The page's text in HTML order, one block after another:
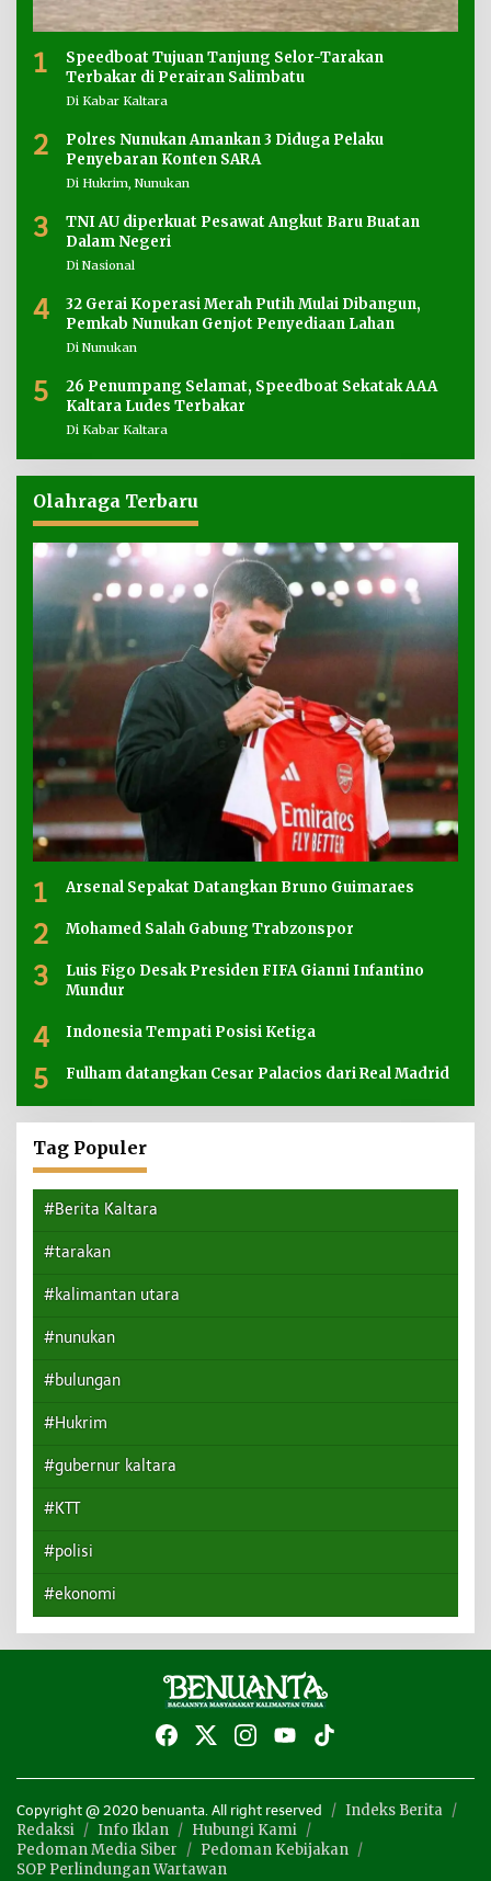
1
Speedboat Tujuan Tanjung Selor-Tarakan
Terbakar di Perairan Salimbatu
Di Kabar Kaltara
2
Polres Nunukan Amankan 3 Diduga Pelaku
Penyebaran Konten SARA
Di Hukrim, Nunukan
3
TNI AU diperkuat Pesawat Angkut Baru Buatan
Dalam Negeri
Di Nasional
4
32 Gerai Koperasi Merah Putih Mulai Dibangun,
Pemkab Nunukan Genjot Penyediaan Lahan
Di Nunukan
5
26 Penumpang Selamat, Speedboat Sekatak AAA
Kaltara Ludes Terbakar
Di Kabar Kaltara
Olahraga Terbaru
1 Arsenal Sepakat Datangkan Bruno Guimaraes
2 Mohamed Salah Gabung Trabzonspor
3
Luis Figo Desak Presiden FIFA Gianni Infantino
Mundur
4 Indonesia Tempati Posisi Ketiga
5 Fulham datangkan Cesar Palacios dari Real Madrid
Tag Populer
#Berita Kaltara
#tarakan
#kalimantan utara
#nunukan
#bulungan
#Hukrim
#gubernur kaltara
#KTT
#polisi
#ekonomi
Copyright @ 2020 benuanta. All right reserved
Indeks Berita
Redaksi
Info Iklan
Hubungi Kami
Pedoman Media Siber
Pedoman Kebijakan
SOP Perlindungan Wartawan